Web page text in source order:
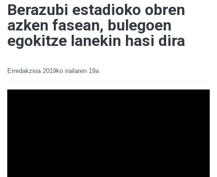
Berazubi estadioko obren
azken fasean, bulegoen
egokitze lanekin hasi dira
Erredakzioa 2019ko irailaren 19a